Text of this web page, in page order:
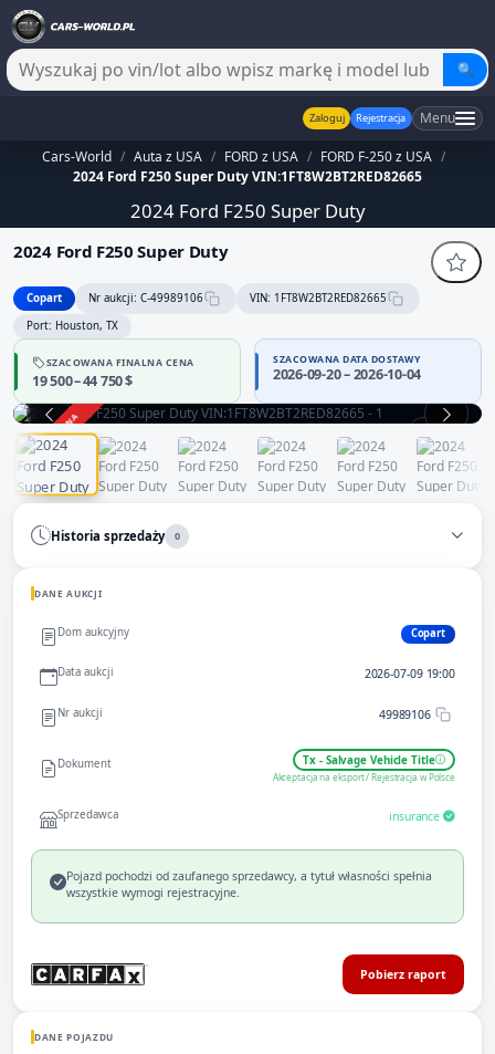
🔍
Zaloguj Rejestracja Menu
Cars-World / Auta z USA / FORD z USA / FORD F-250 z USA /
2024 Ford F250 Super Duty VIN:1FT8W2BT2RED82665
2024 Ford F250 Super Duty
2024 Ford F250 Super Duty
Copart Nr aukcji: C-49989106
VIN: 1FT8W2BT2RED82665
Port: Houston, TX
SZACOWANA FINALNA CENA
19 500 – 44 750 $
SZACOWANA DATA DOSTAWY
2026-09-20 – 2026-10-04
ZAKOŃCZONA
Historia sprzedaży 0
DANE AUKCJI
Dom aukcyjny Copart
Data aukcji 2026-07-09 19:00
Nr aukcji 49989106
Dokument Tx - Salvage Vehicle Title
Akceptacja na eksport / Rejestracja w Polsce
Sprzedawca insurance
Pojazd pochodzi od zaufanego sprzedawcy, a tytuł własności spełnia
wszystkie wymogi rejestracyjne.
Pobierz raport
DANE POJAZDU